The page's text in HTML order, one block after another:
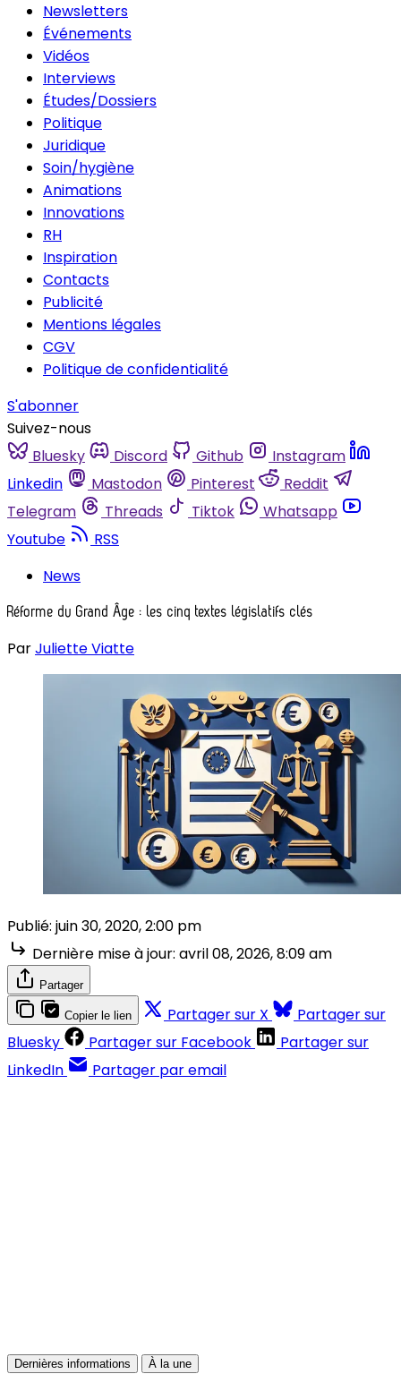
Newsletters
Événements
Vidéos
Interviews
Études/Dossiers
Politique
Juridique
Soin/hygiène
Animations
Innovations
RH
Inspiration
Contacts
Publicité
Mentions légales
CGV
Politique de confidentialité
S'abonner
Suivez-nous
Bluesky
Discord Github
Instagram
Linkedin
Mastodon Pinterest
Reddit
Telegram
Threads Tiktok
Whatsapp
Youtube
RSS
News
Réforme du Grand Âge : les cinq textes législatifs clés
ParJuliette Viatte
Publié: juin 30, 2020, 2:00 pm
Dernière mise à jour: avril 08, 2026, 8:09 am
Partager
Copier le lien Partager sur X
Partager sur
Bluesky
Partager sur Facebook
Partager sur
LinkedIn
Partager par email
Dernières informations À la une